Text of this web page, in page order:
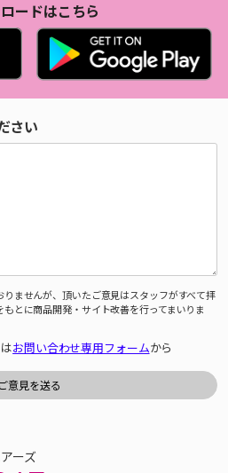
ードはこちら
さい
ませんが、頂いたご意見はスタッフがすべて拝
とに商品開発・サイト改善を行ってまいりま
お問い合わせ専用フォームから
ーズ